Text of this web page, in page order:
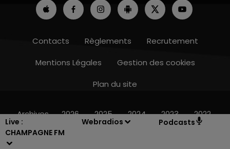
Live :
CHAMPAGNE FM
Webradios Podcasts
15h00 - 19h00
Contacts Règlements
Recrutement
Mentions Légales
Gestion des cookies
Plan du site
Archives 2026 2025 2024 2023 2022